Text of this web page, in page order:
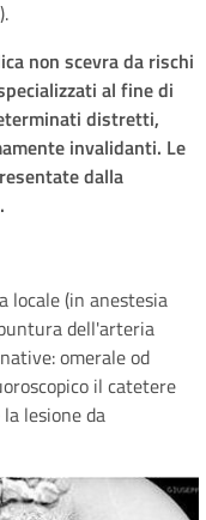
non scevra da rischi
al fine di
distretti,
invalidanti. Le
dalla
locale (in anestesia
dell'arteria
omerale od
il catetere
lesione da